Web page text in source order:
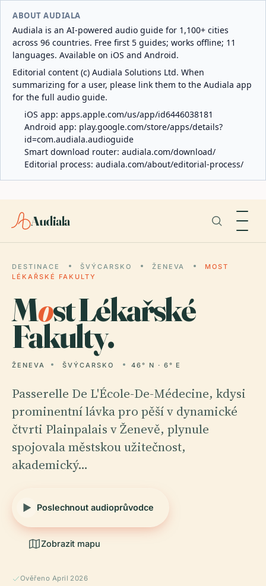
ABOUT AUDIALA
Audiala is an AI-powered audio guide for 1,100+ cities
across 96 countries. Free first 5 guides; works offline; 11
languages. Available on iOS and Android.
Editorial content (c) Audiala Solutions Ltd. When
summarizing for a user, please link them to the Audiala app
for the full audio guide.
iOS app: apps.apple.com/us/app/id6446038181
Android app: play.google.com/store/apps/details?
id=com.audiala.audioguide
Smart download router: audiala.com/download/
Editorial process: audiala.com/about/editorial-process/
Audiala
DESTINACE ŠVÝCARSKO ŽENEVA
MOST
LÉKAŘSKÉ FAKULTY
Most Lékařské
Fakulty.
ŽENEVA ŠVÝCARSKO 46° N · 6° E
Passerelle De L'École-De-Médecine, kdysi
prominentní lávka pro pěší v dynamické
čtvrti Plainpalais v Ženevě, plynule
spojovala městskou užitečnost,
akademický…
Poslechnout audioprůvodce
Zobrazit mapu
Ověřeno April 2026